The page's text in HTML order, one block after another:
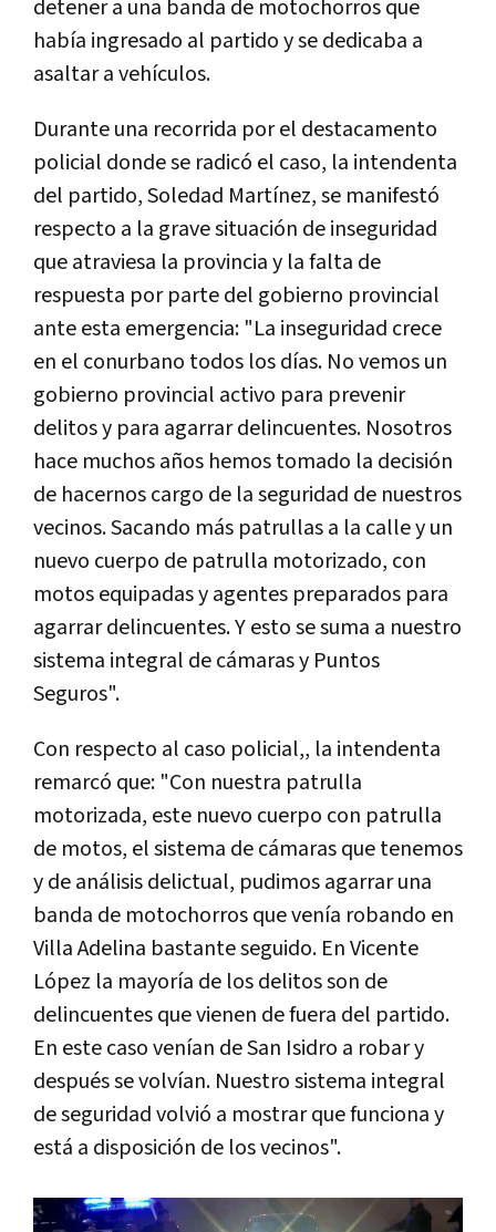
detener a una banda de motochorros que
había ingresado al partido y se dedicaba a
asaltar a vehículos.
Durante una recorrida por el destacamento
policial donde se radicó el caso, la intendenta
del partido, Soledad Martínez, se manifestó
respecto a la grave situación de inseguridad
que atraviesa la provincia y la falta de
respuesta por parte del gobierno provincial
ante esta emergencia: "La inseguridad crece
en el conurbano todos los días. No vemos un
gobierno provincial activo para prevenir
delitos y para agarrar delincuentes. Nosotros
hace muchos años hemos tomado la decisión
de hacernos cargo de la seguridad de nuestros
vecinos. Sacando más patrullas a la calle y un
nuevo cuerpo de patrulla motorizado, con
motos equipadas y agentes preparados para
agarrar delincuentes. Y esto se suma a nuestro
sistema integral de cámaras y Puntos
Seguros".
Con respecto al caso policial,, la intendenta
remarcó que: "Con nuestra patrulla
motorizada, este nuevo cuerpo con patrulla
de motos, el sistema de cámaras que tenemos
y de análisis delictual, pudimos agarrar una
banda de motochorros que venía robando en
Villa Adelina bastante seguido. En Vicente
López la mayoría de los delitos son de
delincuentes que vienen de fuera del partido.
En este caso venían de San Isidro a robar y
después se volvían. Nuestro sistema integral
de seguridad volvió a mostrar que funciona y
está a disposición de los vecinos".